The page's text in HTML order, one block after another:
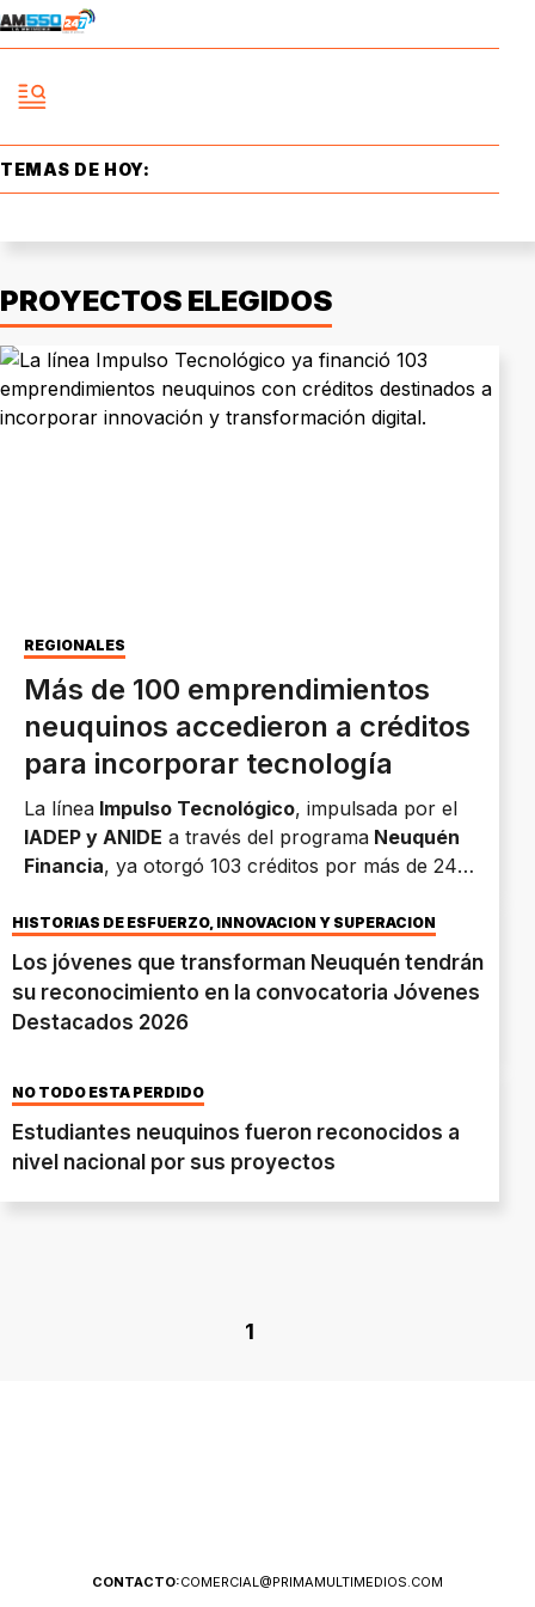
TEMAS DE HOY:
PROYECTOS ELEGIDOS
REGIONALES
Más de 100 emprendimientos
neuquinos accedieron a créditos
para incorporar tecnología
La línea Impulso Tecnológico, impulsada por el
IADEP y ANIDE a través del programa Neuquén
Financia, ya otorgó 103 créditos por más de 246
transformación digitalde emprendimientos de
toda la provincia.
HISTORIAS DE ESFUERZO, INNOVACIÓN Y SUPERACIÓN
Los jóvenes que transforman Neuquén tendrán
su reconocimiento en la convocatoria Jóvenes
Destacados 2026
NO TODO ESTÁ PERDIDO
Estudiantes neuquinos fueron reconocidos a
nivel nacional por sus proyectos
1
CONTACTO:COMERCIAL@PRIMAMULTIMEDIOS.COM